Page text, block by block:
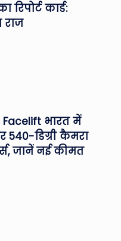
कार्ड:
Facelift भारत में
डिग्री कैमरा
जानें नई कीमत